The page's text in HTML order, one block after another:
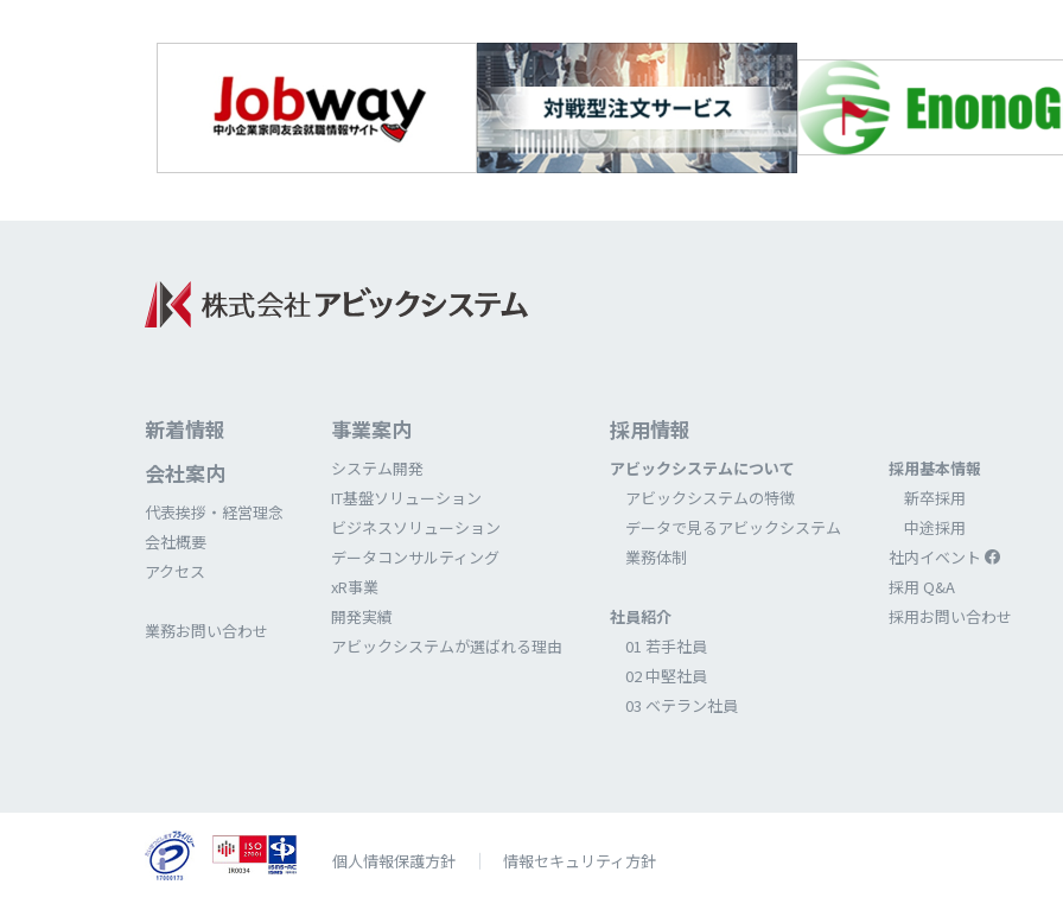
新着情報
会社案内
代表挨拶・経営理念
会社概要
アクセス
業務お問い合わせ
事業案内
システム開発
IT基盤ソリューション
ビジネスソリューション
データコンサルティング
xR事業
開発実績
アビックシステムが選ばれる理由
採⽤情報
アビックシステムについて
アビックシステムの特徴
データで⾒るアビックシステム
業務体制
社員紹介
01 若⼿社員
02 中堅社員
03 ベテラン社員
採⽤基本情報
新卒採⽤
中途採⽤
社内イベント
採⽤ Q&A
採⽤お問い合わせ
個⼈情報保護⽅針 情報セキュリティ方針